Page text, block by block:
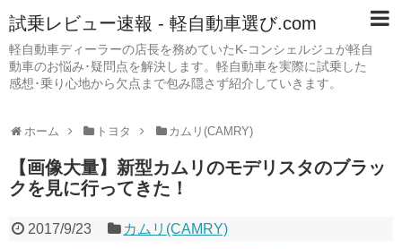
試乗レビュー速報 - 軽自動車選び.com
軽自動車ディーラーの店長を務めていたK-コンシェルジュが軽自
動車のお悩み･疑問点を解決します。軽自動車を実際に試乗した
感想･乗り心地から欠点まで包み隠さず紹介していきます。
ホーム トヨタ カムリ(CAMRY)
【画像大量】新型カムリのモデリスタのブラッ
クを見に行ってきた！
2017/9/23 カムリ(CAMRY)